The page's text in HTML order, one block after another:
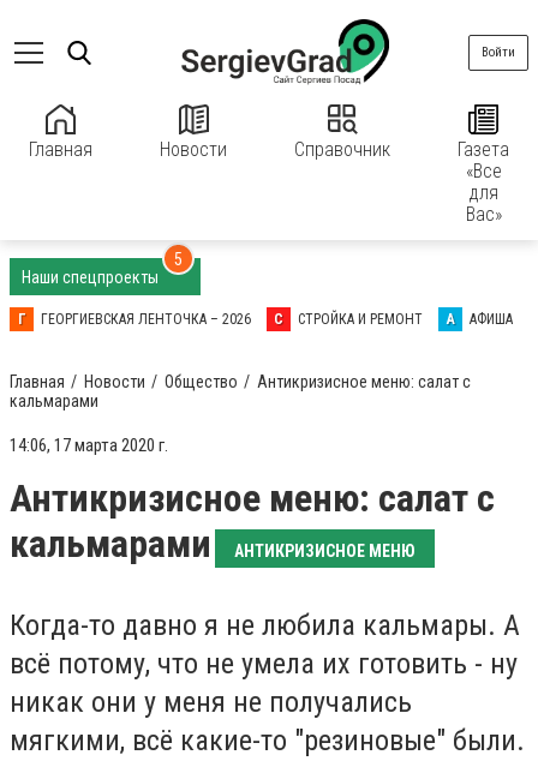
Главная Новости Справочник
Газета
«Все
для
Вас»
Войти
Наши спецпроекты
5
Г ГЕОРГИЕВСКАЯ ЛЕНТОЧКА – 2026 С СТРОЙКА И РЕМОНТ А АФИША
Главная Новости Общество
Антикризисное меню: салат с
кальмарами
14:06, 17 марта 2020 г.
Антикризисное меню: салат с
кальмарами
АНТИКРИЗИСНОЕ МЕНЮ
Когда-то давно я не любила кальмары. А
всё потому, что не умела их готовить - ну
никак они у меня не получались
мягкими, всё какие-то "резиновые" были.